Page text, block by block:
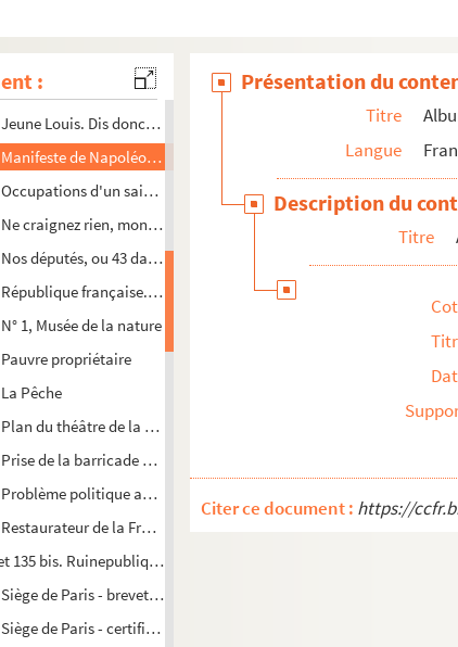
:
suis sûr de l'être…
de Badinguet
Jeune Louis. Dis donc, maman…
de Napoléon IV
Occupations d'un saint homme
Ne craignez rien, mon enfant…
députés, ou 43 dans une chambre
République française. Défense nationale
1, Musée de la nature
Pauvre propriétaire
Pêche
du théâtre de la Guerre
Prise de la barricade de la Gare-aux-Bœufs
Problème politique amusant
de la France
135 bis. Ruinepublique sœur de l'an-pire
de Paris - brevet de présence
de Paris - certificat de présence
Présentation du
Titre
Langue
Description du
Titre
Citer ce document : https://